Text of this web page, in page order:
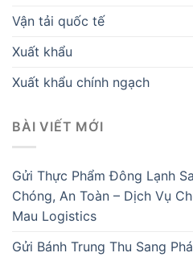
Vận tải quốc tế
Xuất khẩu
Xuất khẩu chính ngạch
BÀI VIẾT MỚI
Gửi Thực Phẩm Đông Lạnh
Chóng, An Toàn – Dịch Vụ
Mau Logistics
Gửi Bánh Trung Thu Sang